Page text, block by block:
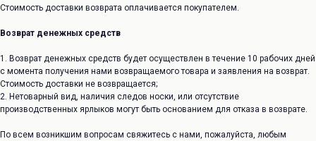
Стоимость доставки возврата оплачивается покупателем.
Возврат денежных средств
1. Возврат денежных средств будет осуществлен в течение 10 рабочих дней
с момента получения нами возвращаемого товара и заявления на возврат.
Стоимость доставки не возвращается;
2. Нетоварный вид, наличия следов носки, или отсутствие
производственных ярлыков могут быть основанием для отказа в возврате.
По всем возникшим вопросам свяжитесь с нами, пожалуйста, любым